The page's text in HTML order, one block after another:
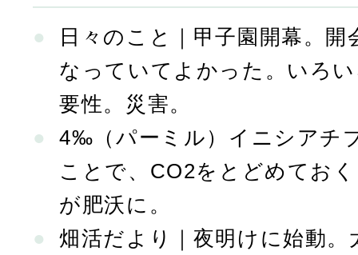
日々のこと｜甲子園開幕。
なっていてよかった。いろ
要性。災害。
4‰（パーミル）イニシアチ
ことで、CO2をとどめてお
が肥沃に。
畑活だより｜夜明けに始動